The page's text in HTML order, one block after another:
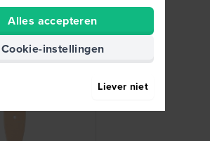
Alles accepteren
Cookie-instellingen
Liever niet